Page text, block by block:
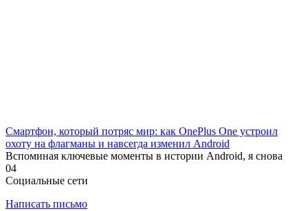
Смартфон, который потряс мир: как OnePlus One устроил
охоту на флагманы и навсегда изменил Android
Вспоминая ключевые моменты в истории Android, я снова
04
Социальные сети
Написать письмо